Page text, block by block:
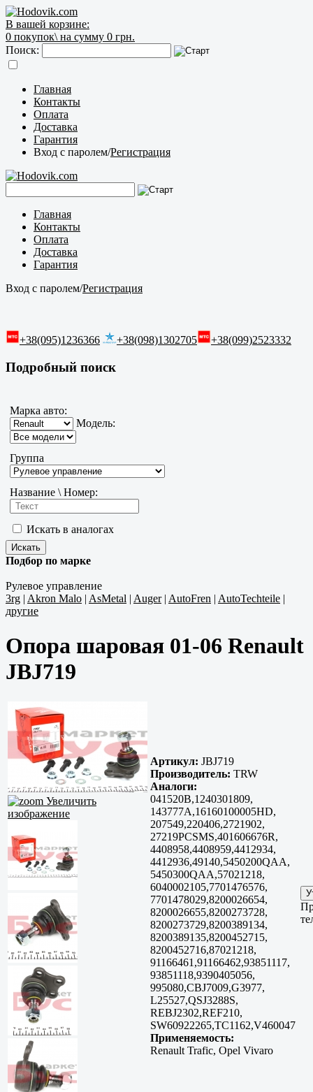
В вашей корзине:
0 покупок\ на сумму 0 грн.
Поиск:
Главная
Контакты
Оплата
Доставка
Гарантия
Вход с паролем/Регистрация
Главная
Контакты
Оплата
Доставка
Гарантия
Вход с паролем/Регистрация
+38(095)1236366 +38(098)1302705 +38(099)2523332
Подробный поиск
Марка авто:
Модель:
Группа
Название \ Номер:
Искать в аналогах
Подбор по марке
Рулевое управление
3rg | Akron Malo | AsMetal | Auger| AutoFren | AutoTechteile |
другие
Опора шаровая 01-06 Renault
JBJ719
Увеличить
изображение
Артикул: JBJ719
Производитель: TRW
Аналоги:
041520B,1240301809,
143777A,16160100005HD,
207549,220406,2721902,
27219PCSMS,401606676R,
4408958,4408959,4412934,
4412936,49140,5450200QAA,
5450300QAA,57021218,
6040002105,7701476576,
7701478029,8200026654,
8200026655,8200273728,
8200273729,8200389134,
8200389135,8200452715,
8200452716,87021218,
91166461,91166462,93851117,
93851118,9390405056,
995080,CBJ7009,G3977,
L25527,QSJ3288S,
REBJ2302,REF210,
SW60922265,TC1162,V460047
Применяемость:
Renault Trafic, Opel Vivaro